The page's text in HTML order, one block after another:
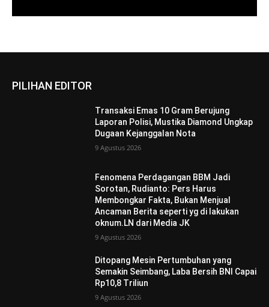
PILIHAN EDITOR
Transaksi Emas 10 Gram Berujung
Laporan Polisi, Mustika Diamond Ungkap
Dugaan Kejanggalan Nota
9 Agustus 2026
Fenomena Perdagangan BBM Jadi
Sorotan, Rudianto: Pers Harus
Membongkar Fakta, Bukan Menjual
Ancaman Berita seperti yg di lakukan
oknum.LN dari Media JK
9 Agustus 2026
Ditopang Mesin Pertumbuhan yang
Semakin Seimbang, Laba Bersih BNI Capai
Rp10,8 Triliun
9 Agustus 2026